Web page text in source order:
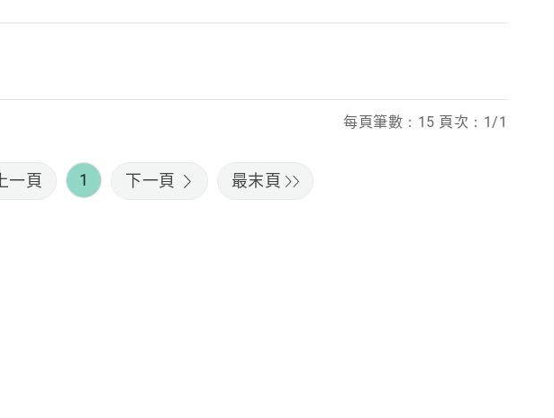
每頁筆數：15 頁次：1/1
上一頁 1 下一頁 最末頁